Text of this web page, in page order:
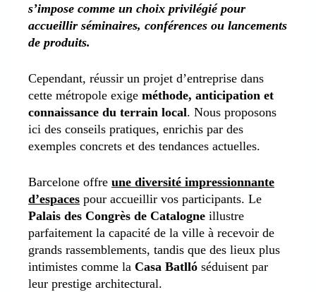
s’impose comme un choix privilégié pour
accueillir séminaires, conférences ou lancements
de produits.
Cependant, réussir un projet d’entreprise dans
cette métropole exige méthode, anticipation et
connaissance du terrain local. Nous proposons
ici des conseils pratiques, enrichis par des
exemples concrets et des tendances actuelles.
Barcelone offre une diversité impressionnante
d’espaces pour accueillir vos participants. Le
Palais des Congrès de Catalogne illustre
parfaitement la capacité de la ville à recevoir de
grands rassemblements, tandis que des lieux plus
intimistes comme la Casa Batlló séduisent par
leur prestige architectural.